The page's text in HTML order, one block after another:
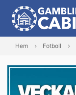
Hem Fotboll